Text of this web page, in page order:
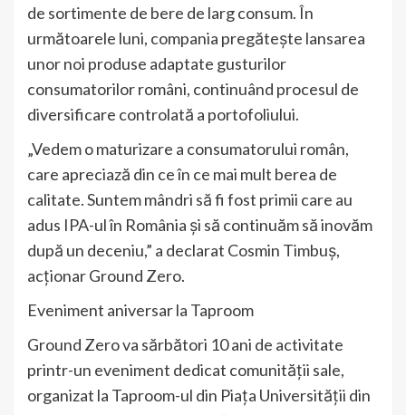
de sortimente de bere de larg consum. În
următoarele luni, compania pregătește lansarea
unor noi produse adaptate gusturilor
consumatorilor români, continuând procesul de
diversificare controlată a portofoliului.
„Vedem o maturizare a consumatorului român,
care apreciază din ce în ce mai mult berea de
calitate. Suntem mândri să fi fost primii care au
adus IPA-ul în România și să continuăm să inovăm
după un deceniu,” a declarat Cosmin Timbuș,
acționar Ground Zero.
Eveniment aniversar la Taproom
Ground Zero va sărbători 10 ani de activitate
printr-un eveniment dedicat comunității sale,
organizat la Taproom-ul din Piața Universității din